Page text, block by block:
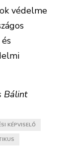
védelme
Bálint
KÉPVISELŐ